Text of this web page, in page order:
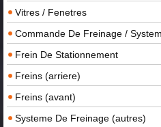
Vitres / Fenetres
Commande De Freinage /
Frein De Stationnement
Freins (arriere)
Freins (avant)
Systeme De Freinage (autres)